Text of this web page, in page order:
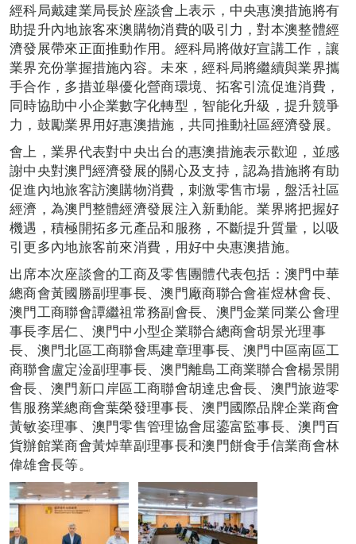
經科局戴建業局長於座談會上表示，中央惠澳措施將有
助提升內地旅客來澳購物消費的吸引力，對本澳整體經
濟發展帶來正面推動作用。經科局將做好宣講工作，讓
業界充份掌握措施內容。未來，經科局將繼續與業界攜
手合作，多措並舉優化營商環境、拓客引流促進消費，
同時協助中小企業數字化轉型，智能化升級，提升競爭
力，鼓勵業界用好惠澳措施，共同推動社區經濟發展。
會上，業界代表對中央出台的惠澳措施表示歡迎，並感
謝中央對澳門經濟發展的關心及支持，認為措施將有助
促進內地旅客訪澳購物消費，刺激零售市場，盤活社區
經濟，為澳門整體經濟發展注入新動能。業界將把握好
機遇，積極開拓多元產品和服務，不斷提升質量，以吸
引更多內地旅客前來消費，用好中央惠澳措施。
出席本次座談會的工商及零售團體代表包括：澳門中華
總商會黃國勝副理事長、澳門廠商聯合會崔煜林會長、
澳門工商聯會譚繼祖常務副會長、澳門金業同業公會理
事長李居仁、澳門中小型企業聯合總商會胡景光理事
長、澳門北區工商聯會馬建章理事長、澳門中區南區工
商聯會盧定淦副理事長、澳門離島工商業聯合會楊景開
會長、澳門新口岸區工商聯會胡達忠會長、澳門旅遊零
售服務業總商會葉榮發理事長、澳門國際品牌企業商會
黃敏姿理事、澳門零售管理協會屈鎏富監事長、澳門百
貨辦館業商會黃焯華副理事長和澳門餅食手信業商會林
偉雄會長等。